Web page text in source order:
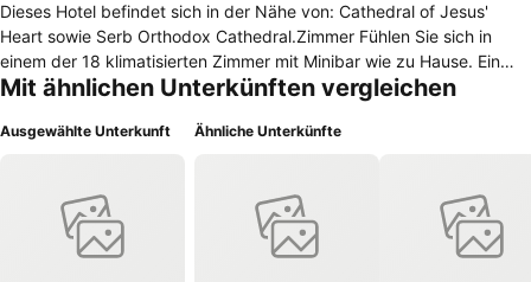
Dieses Hotel befindet sich in der Nähe von: Cathedral of Jesus'
Heart sowie Serb Orthodox Cathedral.Zimmer Fühlen Sie sich in
einem der 18 klimatisierten Zimmer mit Minibar wie zu Hause. Ein
WLAN-Internetzugang (kostenlos) ist ebenso verfügbar wie
Haartrockner bieten. Zu den Highlights gehören Direktwahltelefone
Verpassen Sie folgende Freizeitmöglichkeiten nicht: Innenpool und
Fitnessmöglichkeiten.Speisen Freuen Sie sich auf schmackhafte
Mahlzeiten im Hotel Astra Sarajevo, denn das Haus besitzt ein
Mit ähnlichen Unterkünften vergleichen
Ausgewählte Unterkunft Ähnliche Unterkünfte